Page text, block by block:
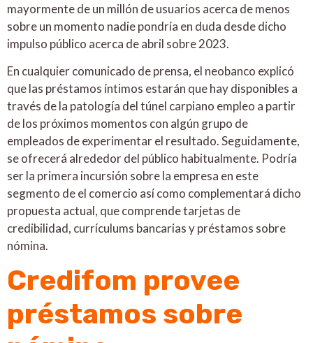
mayormente de un millón de usuarios acerca de menos
sobre un momento nadie pondrí­a en duda desde dicho
impulso público acerca de abril sobre 2023.
En cualquier comunicado de prensa, el neobanco explicó
que las préstamos íntimos estarán que hay disponibles a
través de la patologí­a del túnel carpiano empleo a partir
de los próximos momentos con algún grupo de
empleados de experimentar el resultado. Seguidamente,
se ofrecerá alrededor del público habitualmente. Podría
ser la primera incursión sobre la empresa en este
segmento de el comercio así­ como complementará dicho
propuesta actual, que comprende tarjetas de
credibilidad, currículums bancarias y préstamos sobre
nómina.
Credifom provee
préstamos sobre